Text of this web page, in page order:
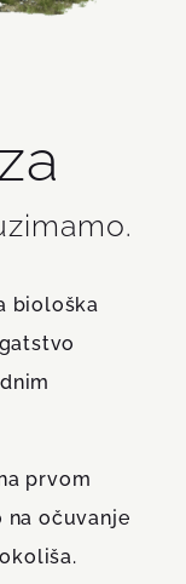
biološka
prvom
na očuvanje